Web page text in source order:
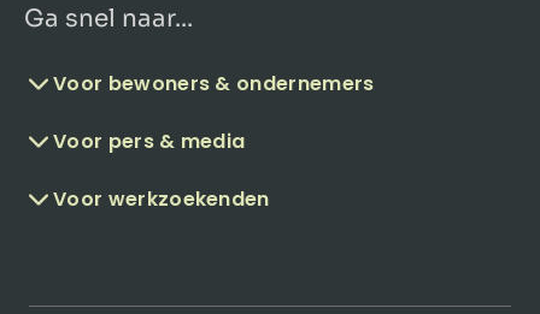
Ga snel naar...
Voor bewoners & ondernemers
Voor pers & media
Voor werkzoekenden